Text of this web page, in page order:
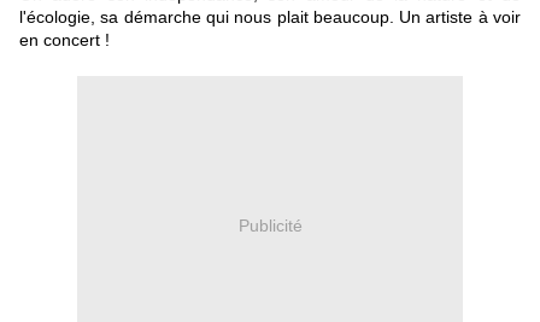
l'écologie, sa démarche qui nous plait beaucoup. Un artiste à voir
en concert !
Publicité